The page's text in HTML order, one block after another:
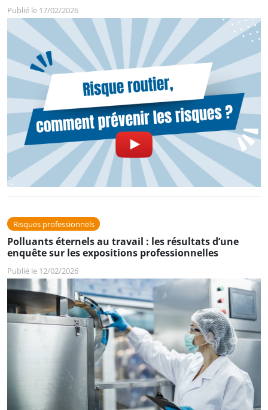
Publié le 17/02/2026
Risques professionnels
Polluants éternels au travail : les résultats d’une
enquête sur les expositions professionnelles
Publié le 12/02/2026